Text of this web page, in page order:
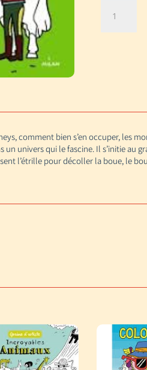
AU
comment bien s’en occuper, les
un univers qui le fascine. Il s’initie au
l’étrille pour décoller la boue, le